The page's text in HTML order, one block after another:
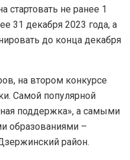
стартовать не ранее 1
31 декабря 2023 года, а
до конца декабря
на втором конкурсе
Самой популярной
поддержка», а самыми
образованиями –
район.